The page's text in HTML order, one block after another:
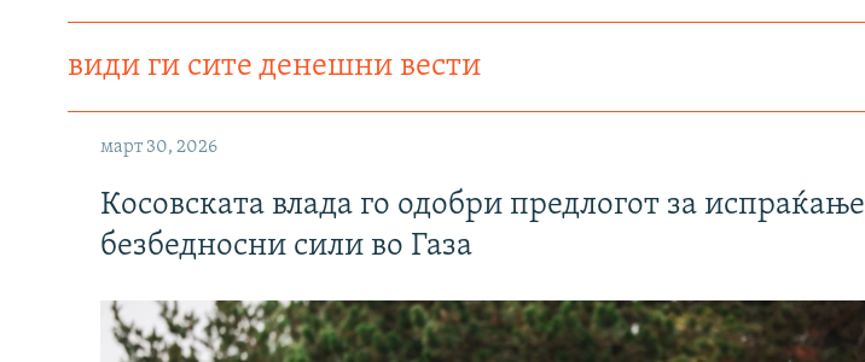
види ги сите денешни вести
март 30, 2026
Косовската влада го одобри предлогот за испраќање
безбедносни сили во Газа